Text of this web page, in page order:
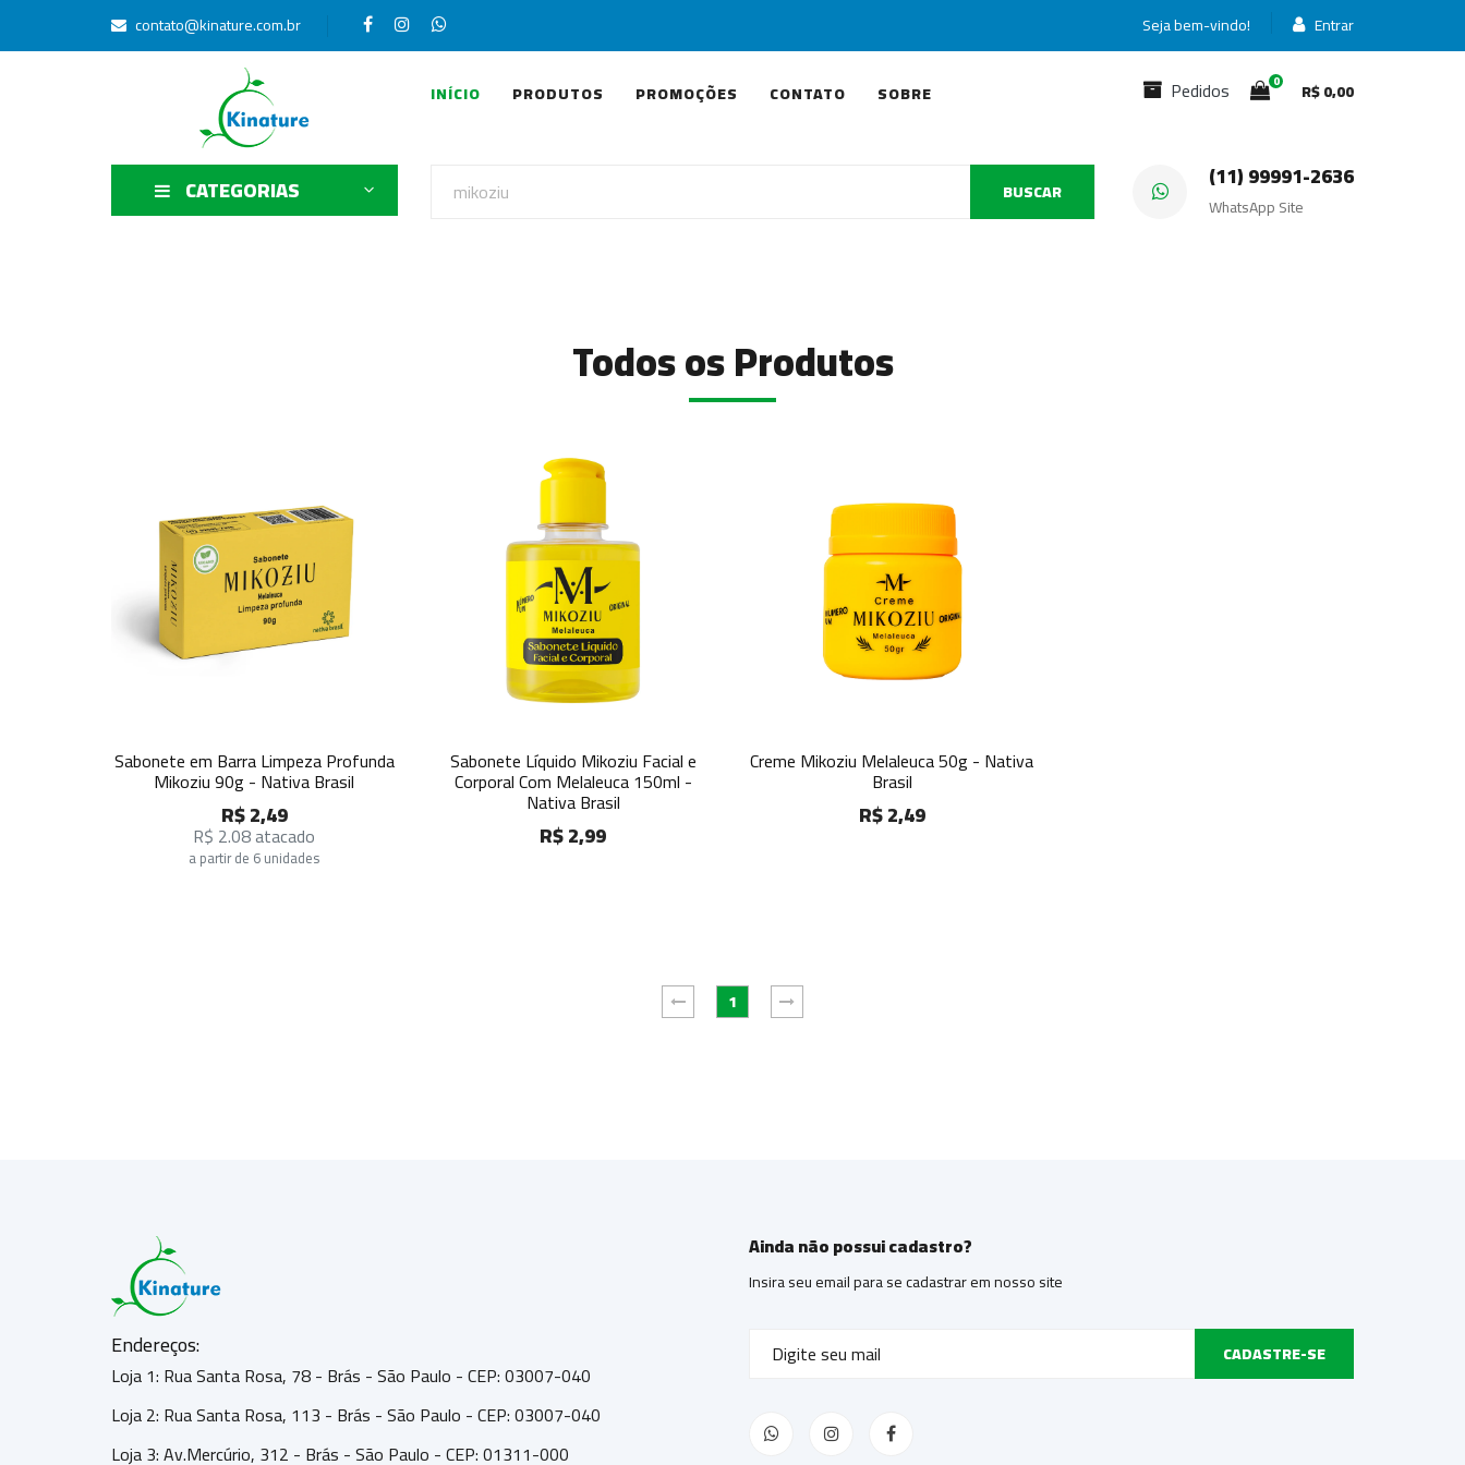
contato@kinature.com.br Seja bem-vindo! Entrar
INÍCIO PRODUTOS PROMOÇÕES CONTATO SOBRE Pedidos 0 R$0,00
CATEGORIAS BUSCAR (11) 99991-2636
WhatsApp Site
Todos os Produtos
Sabonete em Barra Limpeza Profunda
Mikoziu 90g - Nativa Brasil
R$ 2,49
R$ 2.08 atacado
a partir de 6 unidades
Sabonete Líquido Mikoziu Facial e
Corporal Com Melaleuca 150ml -
Nativa Brasil
R$ 2,99
Creme Mikoziu Melaleuca 50g - Nativa
Brasil
R$ 2,49
1
Endereços:
Loja 1: Rua Santa Rosa, 78 - Brás - São Paulo - CEP: 03007-040
Loja 2: Rua Santa Rosa, 113 - Brás - São Paulo - CEP: 03007-040
Loja 3: Av.Mercúrio, 312 - Brás - São Paulo - CEP: 01311-000
Ainda não possui cadastro?
Insira seu email para se cadastrar em nosso site
CADASTRE-SE